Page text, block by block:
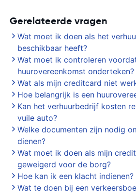
Gerelateerde vragen
Wat moet ik doen als het
beschikbaar heeft?
Wat moet ik controleren
huurovereenkomst onderteken?
Wat als mijn creditcard niet
Hoe belangrijk is een
Kan het verhuurbedrijf kosten
vuile auto?
Welke documenten zijn nodig
dienen?
Wat moet ik doen als mijn
geweigerd voor de borg?
Hoe kan ik een klacht indienen?
Wat te doen bij een